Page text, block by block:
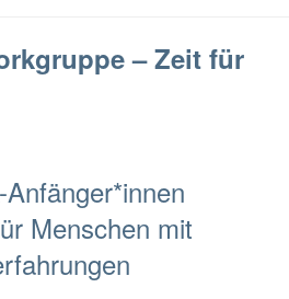
– Zeit für
Menschen mit